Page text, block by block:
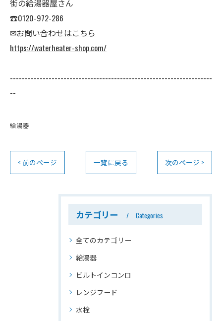
街の給湯器屋さん
☎0120-972-286
✉お問い合わせはこちら
https://waterheater-shop.com/
--------------------------------------------------------------------
--
給湯器
< 前のページ 一覧に戻る 次のページ >
カテゴリー Categories
全てのカテゴリー
給湯器
ビルトインコンロ
レンジフード
水栓